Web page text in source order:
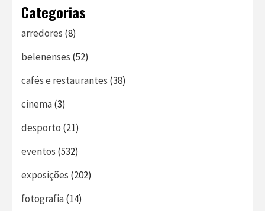
Categorias
arredores (8)
belenenses (52)
cafés e restaurantes (38)
cinema(3)
desporto (21)
eventos (532)
exposições (202)
fotografia(14)